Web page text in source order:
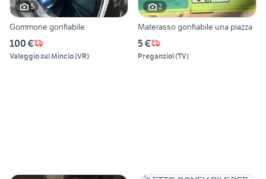
5
Gommone gonfiabile
100 €
Valeggio sul Mincio(VR)
2
Materasso gonfiabile una piazza
5 €
Preganziol(TV)